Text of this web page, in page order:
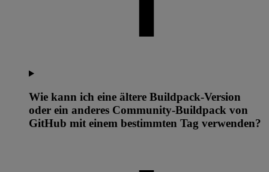
Wie kann ich eine ältere Buildpack-Version
oder ein anderes Community-Buildpack von
GitHub mit einem bestimmten Tag verwenden?